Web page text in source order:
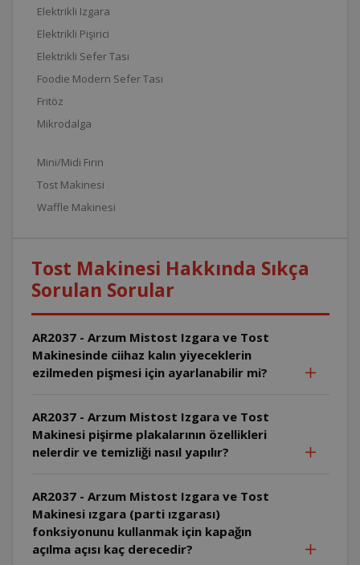
Elektrikli Izgara
Elektrikli Pişirici
Elektrikli Sefer Tası
Foodie Modern Sefer Tası
Fritöz
Mikrodalga
Mini/Midi Fırın
Tost Makinesi
Waffle Makinesi
Tost Makinesi Hakkında Sıkça
Sorulan Sorular
AR2037 - Arzum Mistost Izgara ve Tost
Makinesinde ciihaz kalın yiyeceklerin
ezilmeden pişmesi için ayarlanabilir mi?
AR2037 - Arzum Mistost Izgara ve Tost
Makinesi pişirme plakalarının özellikleri
nelerdir ve temizliği nasıl yapılır?
AR2037 - Arzum Mistost Izgara ve Tost
Makinesi ızgara (parti ızgarası)
fonksiyonunu kullanmak için kapağın
açılma açısı kaç derecedir?